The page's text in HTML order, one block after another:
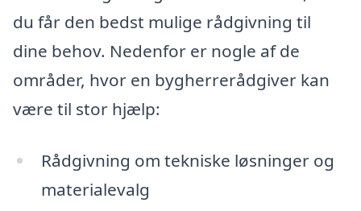
du får den bedst mulige rådgivning til
dine behov. Nedenfor er nogle af de
områder, hvor en bygherrerådgiver kan
være til stor hjælp:
Rådgivning om tekniske løsninger og
materialevalg